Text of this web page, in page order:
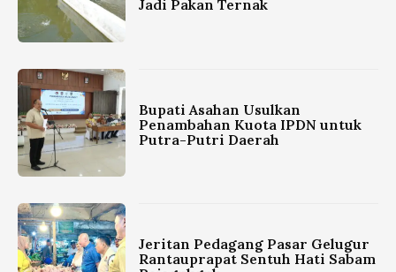
Jadi Pakan Ternak
Bupati Asahan Usulkan
Penambahan Kuota IPDN untuk
Putra-Putri Daerah
Jeritan Pedagang Pasar Gelugur
Rantauprapat Sentuh Hati Sabam